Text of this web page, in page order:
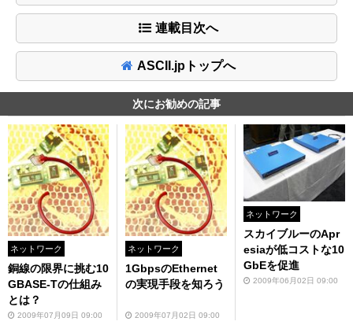
連載目次へ
ASCII.jpトップへ
次にお勧めの記事
ネットワーク
銅線の限界に挑む10
GBASE-Tの仕組み
とは？
2009年07月09日 09:00
ネットワーク
1GbpsのEthernet
の実現手段を知ろう
2009年07月02日 09:00
ネットワーク
スカイブルーのApr
esiaが低コストな10
GbEを促進
2009年06月02日 09:00